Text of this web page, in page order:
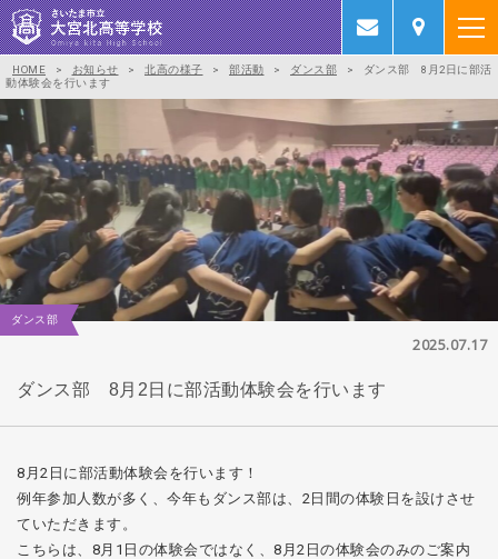
HOME > お知らせ > 北高の様子 > 部活動 > ダンス部 >
ダンス部 8月2日に部活
動体験会を行います
ダンス部
2025.07.17
ダンス部 8月2日に部活動体験会を行います
8月2日に部活動体験会を行います！
例年参加人数が多く、今年もダンス部は、2日間の体験日を設けさせ
ていただきます。
こちらは、8月1日の体験会ではなく、8月2日の体験会のみのご案内